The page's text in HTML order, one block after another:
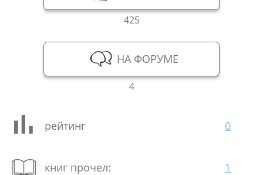
425
НА ФОРУМЕ
4
рейтинг 0
книг прочел: 1